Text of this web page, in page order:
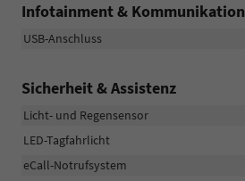
Infotainment & Kommunikation
USB-Anschluss
Sicherheit & Assistenz
Licht- und Regensensor
LED-Tagfahrlicht
eCall-Notrufsystem